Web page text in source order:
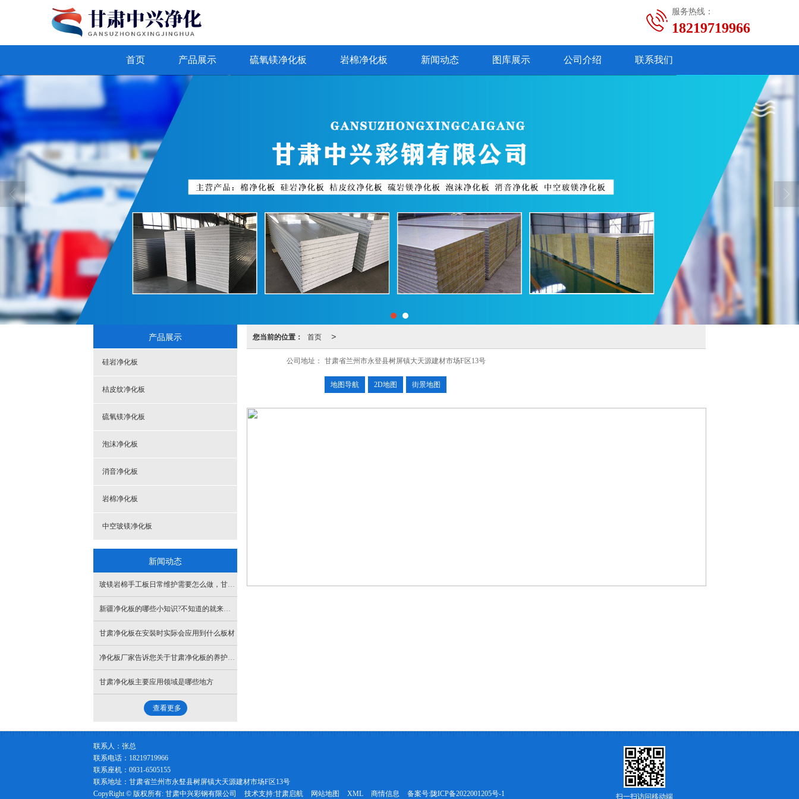
服务热线：
18219719966
首页 产品展示 硫氧镁净化板 岩棉净化板 新闻动态 图库展示 公司介绍 联系我们
您当前的位置： 首页 >
公司地址： 甘肃省兰州市永登县树屏镇大天源建材市场F区13号
地图导航 2D地图 街景地图
产品展示
硅岩净化板
桔皮纹净化板
硫氧镁净化板
泡沫净化板
消音净化板
岩棉净化板
中空玻镁净化板
新闻动态
玻镁岩棉手工板日常维护需要怎么做，甘肃硅岩净化板
新疆净化板的哪些小知识?不知道的就来看看
甘肃净化板在安裝时实际会应用到什么板材
净化板厂家告诉您关于甘肃净化板的养护方法
甘肃净化板主要应用领域是哪些地方
查看更多
联系人：张总
联系电话：18219719966
联系座机：0931-6505155
联系地址：甘肃省兰州市永豋县树屏镇大天源建材市场F区13号
CopyRight © 版权所有: 甘肃中兴彩钢有限公司 技术支持:甘肃启航 网站地图 XML 商情信息 备案号:陇ICP备2022001205号-1 扫一扫访问移动端